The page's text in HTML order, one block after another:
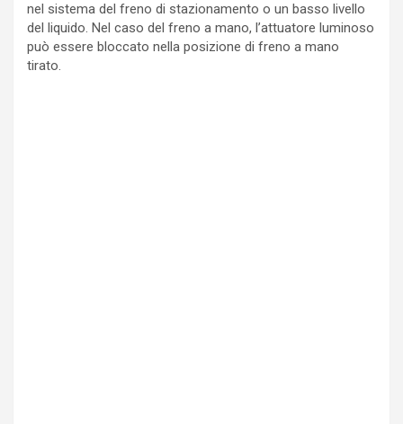
nel sistema del freno di stazionamento o un basso livello
del liquido. Nel caso del freno a mano, l’attuatore luminoso
può essere bloccato nella posizione di freno a mano
tirato.